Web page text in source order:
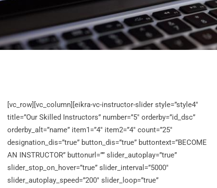
[vc_row][vc_column][eikra-vc-instructor-slider style=”style4″
title=”Our Skilled Instructors” number=”5″ orderby=”id_dsc”
orderby_alt=”name” item1=”4″ item2=”4″ count=”25″
designation_dis=”true” button_dis=”true” buttontext=”BECOME
AN INSTRUCTOR” buttonurl=”” slider_autoplay=”true”
slider_stop_on_hover=”true” slider_interval=”5000″
slider_autoplay_speed=”200″ slider_loop=”true”